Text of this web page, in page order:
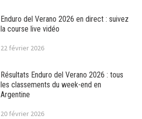
Enduro del Verano 2026 en direct : suivez
la course live vidéo
22 février 2026
Résultats Enduro del Verano 2026 : tous
les classements du week-end en
Argentine
20 février 2026